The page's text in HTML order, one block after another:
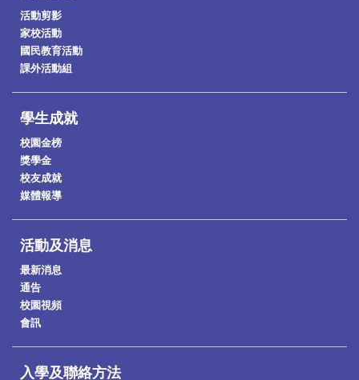
活動剪影
家校活動
國民教育活動
課外活動組
學生成就
校園金榜
獎學金
校友成就
媒體報導
活動及消息
最新消息
通告
校園視頻
會訊
入學及聯絡方法